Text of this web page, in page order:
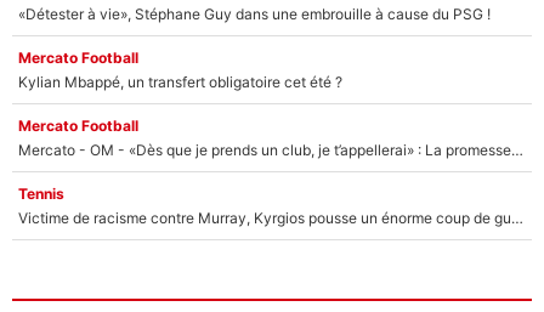
«Détester à vie», Stéphane Guy dans une embrouille à cause du PSG !
Mercato Football
Kylian Mbappé, un transfert obligatoire cet été ?
Mercato Football
Mercato - OM - «Dès que je prends un club, je t’appellerai» : La promesse de Marcelino au moment de claquer la porte
Tennis
Victime de racisme contre Murray, Kyrgios pousse un énorme coup de gueule !